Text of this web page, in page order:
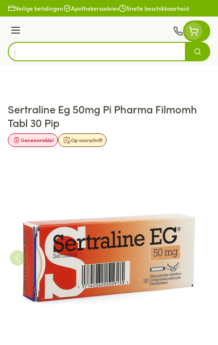
Ga naar de inhoud
Veilige betalingen Apothekersadvies Snelle beschikbaarheid
Menu
Product, merk, categorie...
Zoek
Sertraline Eg 50mg Pi Pharma Filmomh
Tabl 30 Pip
Op voorschrift
Geneesmiddel